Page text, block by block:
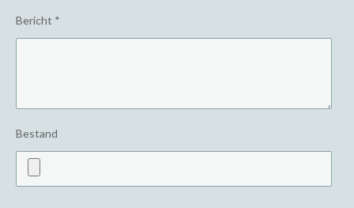
Bericht *
Bestand